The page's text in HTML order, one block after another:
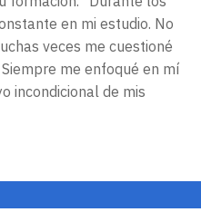
en mi estudio. No
veces me cuestioné
me enfoqué en mí
incondicional de mis